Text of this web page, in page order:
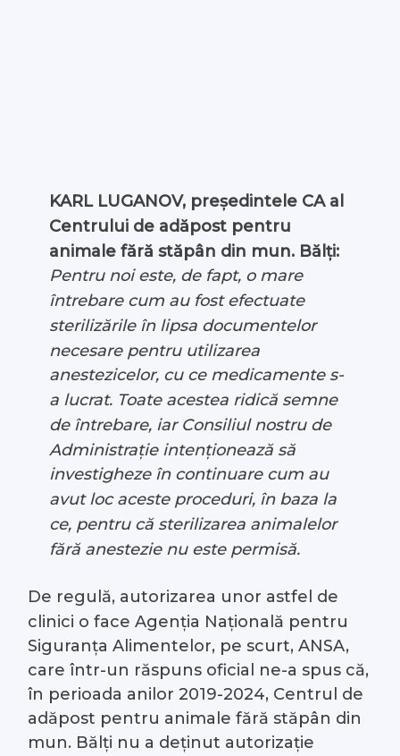
KARL LUGANOV, președintele CA al
Centrului de adăpost pentru
animale fără stăpân din mun. Bălți:
Pentru noi este, de fapt, o mare
întrebare cum au fost efectuate
sterilizările în lipsa documentelor
necesare pentru utilizarea
anestezicelor, cu ce medicamente s-
a lucrat. Toate acestea ridică semne
de întrebare, iar Consiliul nostru de
Administrație intenționează să
investigheze în continuare cum au
avut loc aceste proceduri, în baza la
ce, pentru că sterilizarea animalelor
fără anestezie nu este permisă.
De regulă, autorizarea unor astfel de
clinici o face Agenția Națională pentru
Siguranța Alimentelor, pe scurt, ANSA,
care într-un răspuns oficial ne-a spus că,
în perioada anilor 2019-2024, Centrul de
adăpost pentru animale fără stăpân din
mun. Bălți nu a deținut autorizație